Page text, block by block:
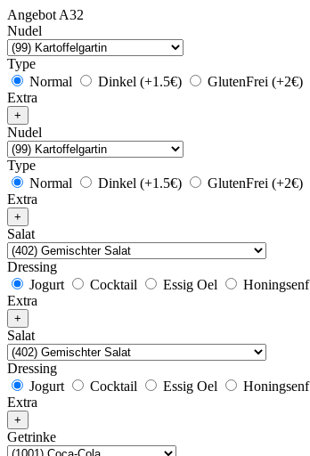
Angebot A32
Nudel
Type
Normal
Dinkel (+1.5€)
GlutenFrei (+2€)
Extra
Nudel
Type
Normal
Dinkel (+1.5€)
GlutenFrei (+2€)
Extra
Salat
Dressing
Jogurt
Cocktail Essig Oel Honingsenf
Extra
Salat
Dressing
Jogurt
Cocktail Essig Oel Honingsenf
Extra
Getrinke